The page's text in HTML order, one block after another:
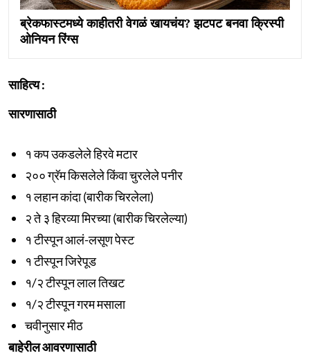
ब्रेकफास्टमध्ये काहीतरी वेगळं खायचंय? झटपट बनवा क्रिस्पी
ओनियन रिंग्स
साहित्य :
सारणासाठी
१ कप उकडलेले हिरवे मटार
२०० ग्रॅम किसलेले किंवा चुरलेले पनीर
१ लहान कांदा (बारीक चिरलेला)
२ ते ३ हिरव्या मिरच्या (बारीक चिरलेल्या)
१ टीस्पून आलं-लसूण पेस्ट
१ टीस्पून जिरेपूड
१/२ टीस्पून लाल तिखट
१/२ टीस्पून गरम मसाला
चवीनुसार मीठ
बाहेरील आवरणासाठी